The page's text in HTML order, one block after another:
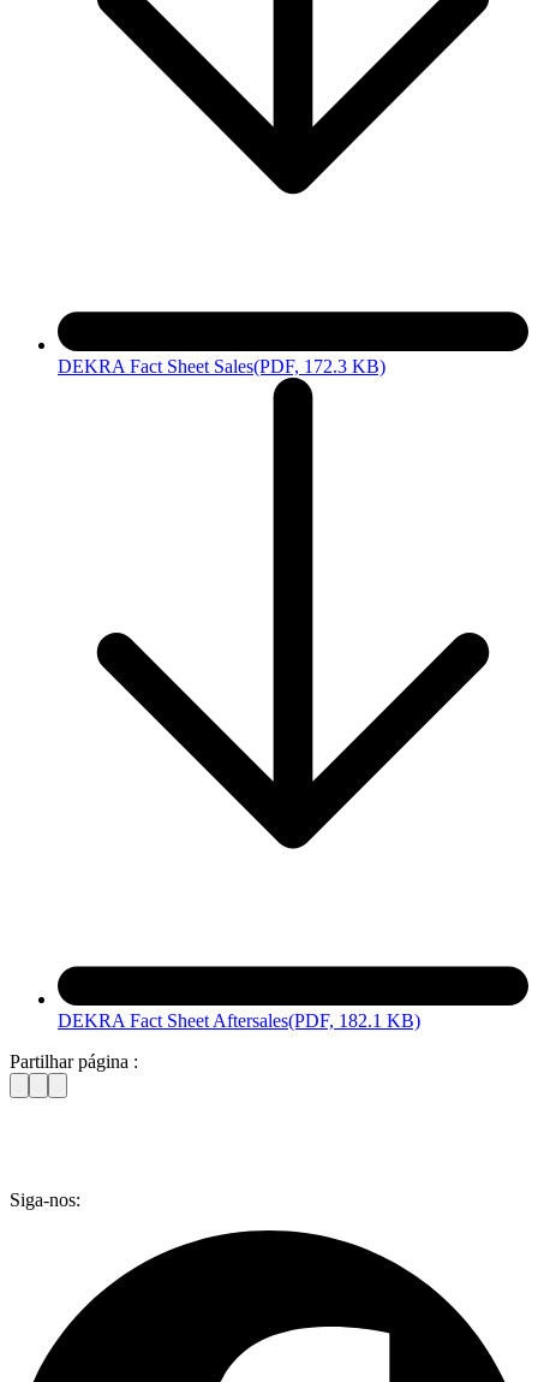
DEKRA Fact Sheet Sales(PDF, 172.3 KB)
DEKRA Fact Sheet Aftersales(PDF, 182.1 KB)
Partilhar página :
Siga-nos: